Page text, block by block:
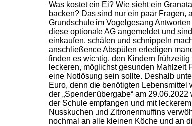
Was kostet ein Ei? Wie sieht ein
backen? Das sind nur ein paar Fragen,
Grundschule im Vogelgesang
diese optionale AG angemeldet und
einkaufen, schälen und schnippeln
anschließende Abspülen erledigen
finden es wichtig, den Kindern
leckeren, möglichst gesunden Mahlzeit
eine Notlösung sein sollte. Deshalb
Euro, denn die benötigten Lebensmittel
der „Spendenübergabe“ am
der Schule empfangen und mit
Nusskuchen und Zitronenmuffins
nochmal an alle kleinen Köche und an